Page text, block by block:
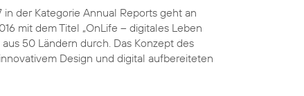
der Kategorie Annual Reports geht an
mit dem Titel „OnLife – digitales Leben
50 Ländern durch. Das Konzept des
Design und digital aufbereiteten